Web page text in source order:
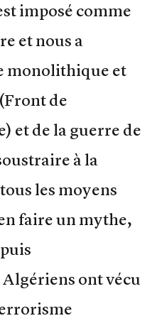
imposé comme
et nous a
monolithique et
de
et de la guerre de
à la
les moyens
faire un mythe,
ont vécu